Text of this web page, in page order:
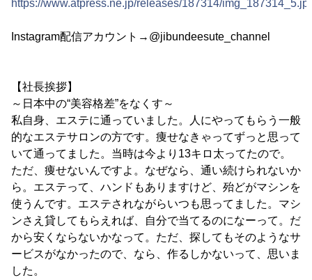
https://www.atpress.ne.jp/releases/187314/
Instagram配信アカウント→@jibundeesute_channel
【社長挨拶】
～日本中の“美容格差”をなくす～
私自身、エステに通っていました。人にやってもらう一般
的なエステサロンの方です。痩せなきゃってずっと思って
いて通ってました。当時は今より13キロ太ってたので。
ただ、痩せないんですよ。なぜなら、通い続けられないか
ら。エステって、ハンドもありますけど、殆どがマシンを
使うんです。エステされながらいつも思ってました。マシ
ンさえ貸してもらえれば、自分で当てるのになーって。だ
から安くならないかなって。ただ、探してもそのようなサ
ービスがなかったので、なら、作るしかないって、思いま
した。